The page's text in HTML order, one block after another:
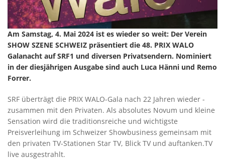
Am Samstag, 4. Mai 2024 ist es wieder so weit: Der Verein
SHOW SZENE SCHWEIZ präsentiert die 48. PRIX WALO
Galanacht auf SRF1 und diversen Privatsendern. Nominiert
in der diesjährigen Ausgabe sind auch Luca Hänni und Remo
Forrer.
SRF überträgt die PRIX WALO-Gala nach 22 Jahren wieder -
zusammen mit den Privaten. Als absolutes Novum und kleine
Sensation wird die traditionsreiche und wichtigste
Preisverleihung im Schweizer Showbusiness gemeinsam mit
den privaten TV-Stationen Star TV, Blick TV und auftanken.TV
live ausgestrahlt.